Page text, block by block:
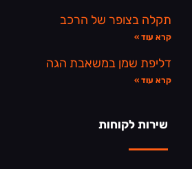
תקלה בצופר של הרכב
קרא עוד »
דליפת שמן במשאבת הגה
קרא עוד »
שירות לקוחות